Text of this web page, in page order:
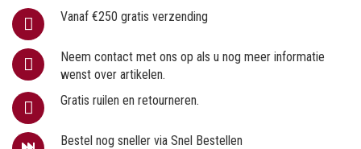
Vanaf €250 gratis verzending
Neem contact met ons op als u nog meer informatie
wenst over artikelen.
Gratis ruilen en retourneren.
Bestel nog sneller via Snel Bestellen